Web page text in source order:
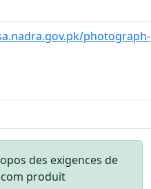
photograph-
des exigences de
produit